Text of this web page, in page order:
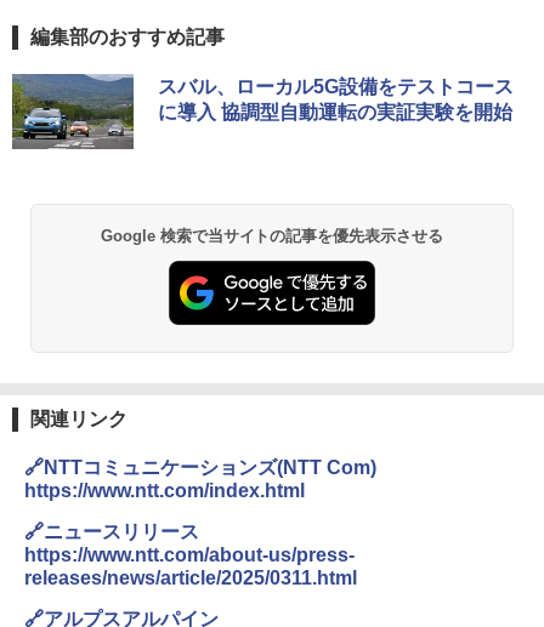
編集部のおすすめ記事
スバル、ローカル5G設備をテストコース
に導入 協調型自動運転の実証実験を開始
Google 検索で当サイトの記事を優先表示させる
関連リンク
🔗NTTコミュニケーションズ(NTT Com)
https://www.ntt.com/index.html
🔗ニュースリリース
https://www.ntt.com/about-us/press-
releases/news/article/2025/0311.html
🔗アルプスアルパイン